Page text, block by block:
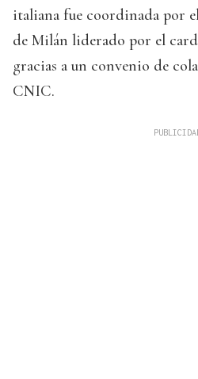
italiana fue coordinada por
de Milán liderado por el
gracias a un convenio de
CNIC.